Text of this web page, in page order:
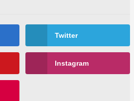
Twitter
Instagram